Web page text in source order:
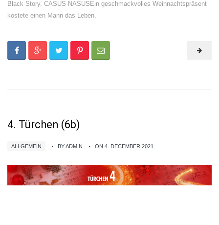
Black Story. CASUS NASUSEin geschmackvolles Weihnachtspräsent
kostete einen Mann das Leben.
4. Türchen (6b)
ALLGEMEIN BY ADMIN ON 4. DECEMBER 2021